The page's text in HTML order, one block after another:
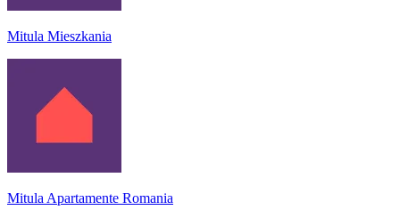
Mitula Mieszkania
Mitula Apartamente Romania